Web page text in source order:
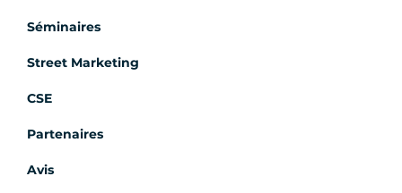
Séminaires
Street Marketing
CSE
Partenaires
Avis